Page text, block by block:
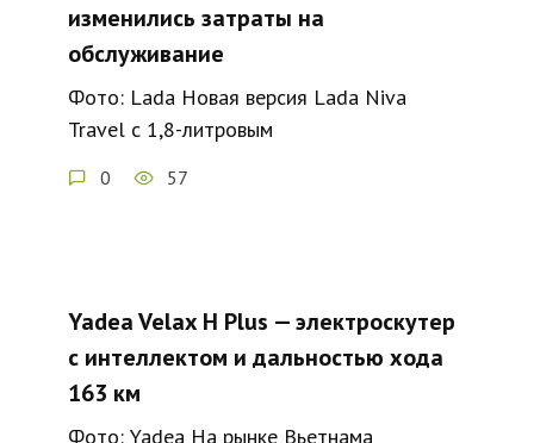
изменились затраты на
обслуживание
Фото: Lada Новая версия Lada Niva
Travel с 1,8-литровым
0 57
Yadea Velax H Plus — электроскутер
с интеллектом и дальностью хода
163 км
Фото: Yadea На рынке Вьетнама